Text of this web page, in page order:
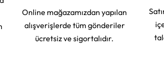
Online mağazamızdan yapılan
alışverişlerde tüm gönderiler
ücretsiz ve sigortalıdır.